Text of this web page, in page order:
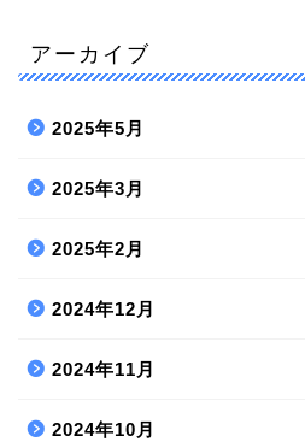
アーカイブ
2025年5月
2025年3月
2025年2月
2024年12月
2024年11月
2024年10月